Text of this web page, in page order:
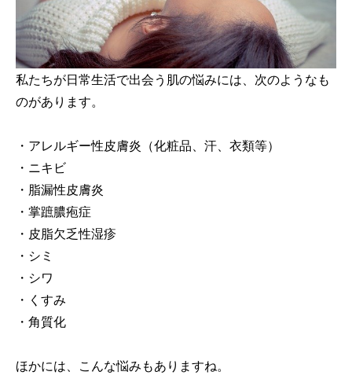
私たちが日常生活で出会う肌の悩みには、次のようなも
のがあります。
・アレルギー性皮膚炎（化粧品、汗、衣類等）
・ニキビ
・脂漏性皮膚炎
・掌蹠膿疱症
・皮脂欠乏性湿疹
・シミ
・シワ
・くすみ
・角質化
ほかには、こんな悩みもありますね。